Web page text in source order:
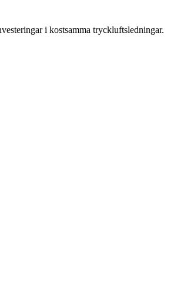
i kostsamma tryckluftsledningar.